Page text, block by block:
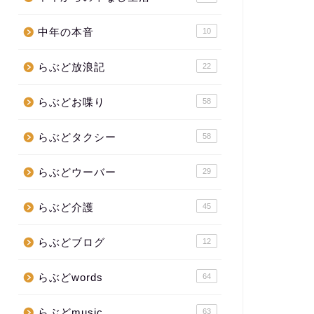
中年の本音 10
らぶど放浪記 22
らぶどお喋り 58
らぶどタクシー 58
らぶどウーバー 29
らぶど介護 45
らぶどブログ 12
らぶどwords 64
63